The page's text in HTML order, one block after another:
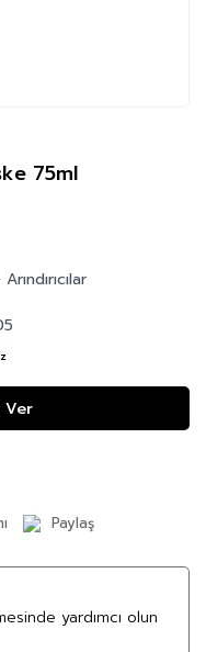
75ml
Ver
Paylaş
yardımcı olun